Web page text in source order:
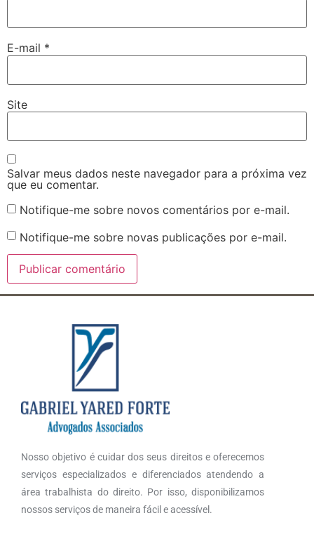
E-mail *
Site
Salvar meus dados neste navegador para a próxima vez
que eu comentar.
Notifique-me sobre novos comentários por e-mail.
Notifique-me sobre novas publicações por e-mail.
Nosso objetivo é cuidar dos seus direitos e oferecemos
serviços especializados e diferenciados atendendo a
área trabalhista do direito. Por isso, disponibilizamos
nossos serviços de maneira fácil e acessível.